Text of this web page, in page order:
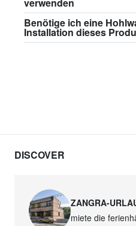
verwenden
Benötige ich eine
Installation dieses
DISCOVER
ZANGRA-
miete die